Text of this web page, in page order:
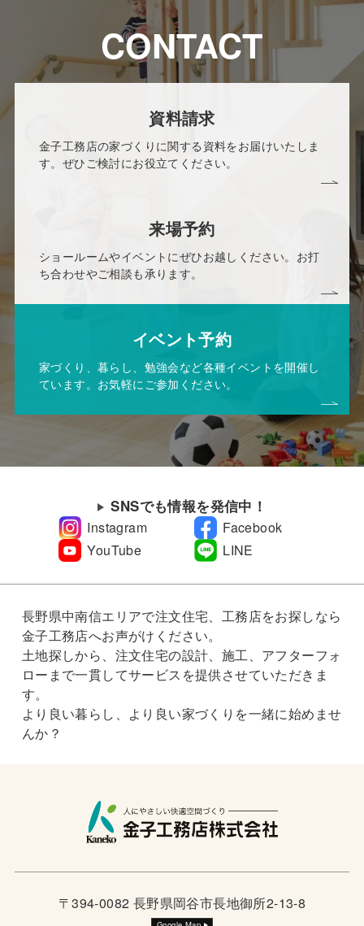
CONTACT
資料請求
金子工務店の家づくりに関する資料をお届けいたしま
す。ぜひご検討にお役立てください。
来場予約
ショールームやイベントにぜひお越しください。お打
ち合わせやご相談も承ります。
イベント予約
家づくり、暮らし、勉強会など各種イベントを開催し
ています。お気軽にご参加ください。
SNSでも情報を発信中！
Instagram
Facebook
YouTube
LINE
長野県中南信エリアで注文住宅、工務店をお探しなら
金子工務店へお声がけください。
土地探しから、注文住宅の設計、施工、アフターフォ
ローまで一貫してサービスを提供させていただきま
す。
より良い暮らし、より良い家づくりを一緒に始めませ
んか？
〒394-0082 長野県岡谷市長地御所2-13-8